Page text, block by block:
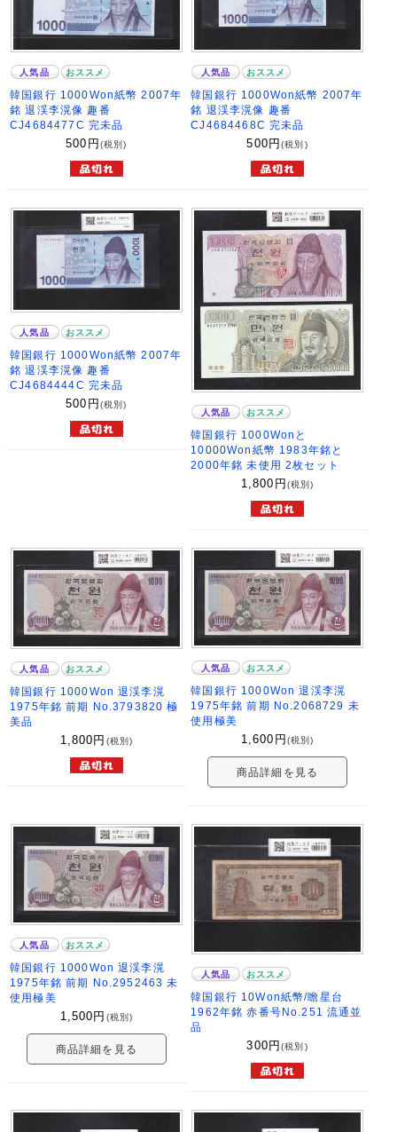
人気品 おススメ
韓国銀行 1000Won紙幣 2007年
銘 退渓李滉像 趣番
CJ4684477C 完未品
500 円 (税別)
人気品 おススメ
韓国銀行 1000Won紙幣 2007年
銘 退渓李滉像 趣番
CJ4684468C 完未品
500 円(税別)
人気品 おススメ
韓国銀行 1000Won紙幣 2007年
銘 退渓李滉像 趣番
CJ4684444C 完未品
500 円 (税別)
人気品
おススメ
韓国銀行 1000Wonと
10000Won紙幣 1983年銘と
2000年銘 未使用 2枚セット
1,800 円 (税別)
人気品 おススメ
韓国銀行 1000Won 退渓李滉
1975年銘 前期 No.3793820 極
美品
1,800 円 (税別)
人気品 おススメ
韓国銀行 1000Won 退渓李滉
1975年銘 前期 No.2068729 未
使用極美
1,600 円 (税別)
商品詳細を見る
人気品 おススメ
韓国銀行 1000Won 退渓李滉
1975年銘 前期 No.2952463 未
使用極美
1,500 円 (税別)
商品詳細を見る
人気品 おススメ
韓国銀行 10Won紙幣/瞻星台
1962年銘 赤番号No.251 流通並
品
300 円(税別)